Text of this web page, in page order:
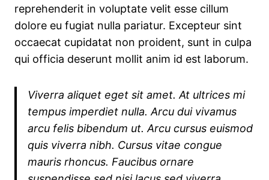
reprehenderit in voluptate velit esse cillum
dolore eu fugiat nulla pariatur. Excepteur sint
occaecat cupidatat non proident, sunt in culpa
qui officia deserunt mollit anim id est laborum.
Viverra aliquet eget sit amet. At ultrices mi
tempus imperdiet nulla. Arcu dui vivamus
arcu felis bibendum ut. Arcu cursus euismod
quis viverra nibh. Cursus vitae congue
mauris rhoncus. Faucibus ornare